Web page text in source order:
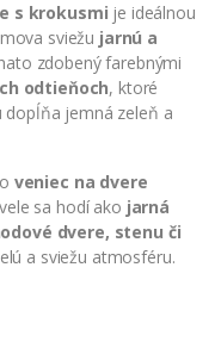
s krokusmi je ideálnou
sviežu jarnú a
zdobený farebnými
odtieňoch, ktoré
dopĺňa jemná zeleň a
veniec na dvere
sa hodí ako jarná
dvere, stenu či
a sviežu atmosféru.